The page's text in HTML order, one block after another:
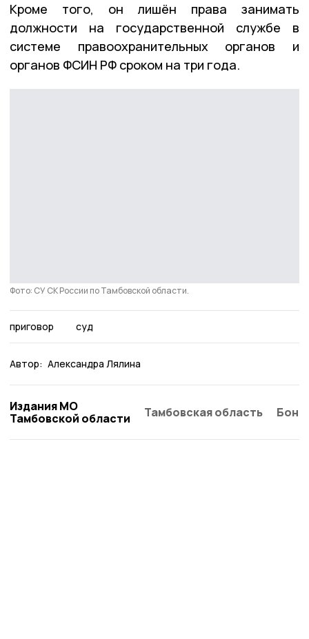
Кроме того, он лишён права занимать
должности на государственной службе в
системе правоохранительных органов и
органов ФСИН РФ сроком на три года.
Фото: СУ СК России по Тамбовской области.
приговор суд
Автор: Александра Лялина
Издания МО
Тамбовской области
Тамбовская область